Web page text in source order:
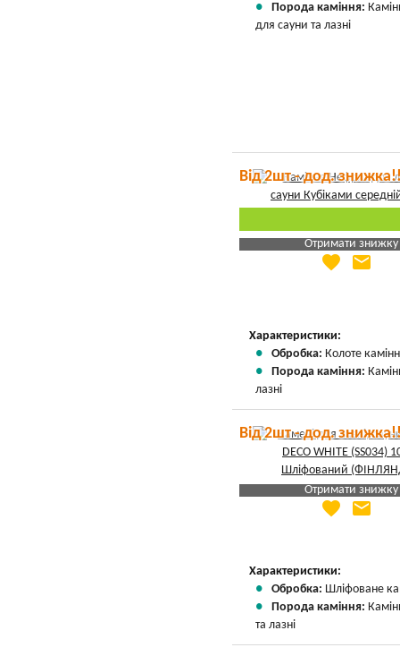
Порода каміння:
для сауни та лазні
Від 2шт - дод.
Отримати знижку
Яка Ваша ціна
favorite email
Характеристики:
Обробка: Колоте
Порода каміння:
лазні
Від 2шт - дод.
Отримати знижку
Яка Ваша ціна
favorite email
Характеристики:
Обробка: Шліфоване
Порода каміння:
та лазні